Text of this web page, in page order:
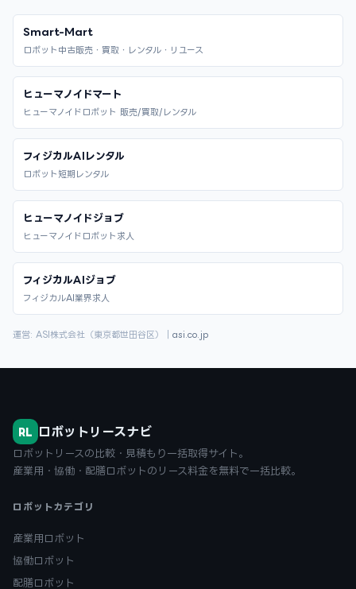
Smart-Mart
ロボット中古販売・買取・レンタル・リユース
ヒューマノイドマート
ヒューマノイドロボット 販売/買取/レンタル
フィジカルAIレンタル
ロボット短期レンタル
ヒューマノイドジョブ
ヒューマノイドロボット求人
フィジカルAIジョブ
フィジカルAI業界求人
運営: ASI株式会社（東京都世田谷区）｜ asi.co.jp
RL ロボットリースナビ
ロボットリースの比較・見積もり一括取得サイト。
産業用・協働・配膳ロボットのリース料金を無料で一括比較。
ロボットカテゴリ
産業用ロボット
協働ロボット
配膳ロボット